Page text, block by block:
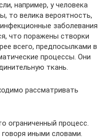
например, у человека
то велика вероятность,
заболевания
что поражены створки
всего, предпосылками в
процессы. Они
ткань.
рассматривать
ограниченный процесс.
иными словами.